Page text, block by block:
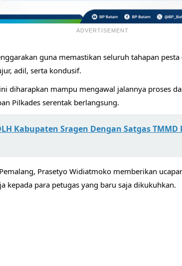
ADVERTISEMENT
guna memastikan seluruh tahapan
adil, serta kondusif.
diharapkan mampu mengawal jalannya proses
Pilkades serentak berlangsung.
Kabupaten Sragen Dengan Satgas TMMD
Prasetyo Widiatmoko memberikan
kepada para petugas yang baru saja dikukuhkan.